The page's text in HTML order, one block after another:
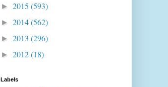
► 2015 (593)
► 2014(562)
► 2013 (296)
► 2012(18)
Labels